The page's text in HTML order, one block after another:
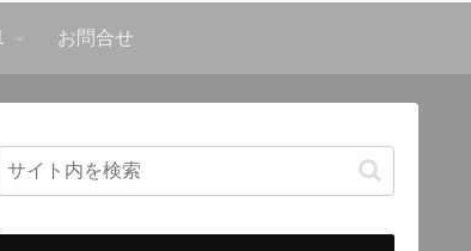
お問合せ